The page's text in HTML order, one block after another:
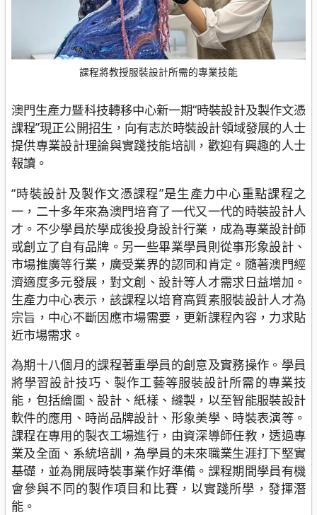
課程將教授服裝設計所需的專業技能
澳門生產力暨科技轉移中心新一期“時裝設計及製作文憑
課程”現正公開招生，向有志於時裝設計領域發展的人士
提供專業設計理論與實踐技能培訓，歡迎有興趣的人士
報讀。
“時裝設計及製作文憑課程”是生產力中心重點課程之
一，二十多年來為澳門培育了一代又一代的時裝設計人
才。不少學員於學成後投身設計行業，成為專業設計師
或創立了自有品牌。另一些畢業學員則從事形象設計、
市場推廣等行業，廣受業界的認同和肯定。隨著澳門經
濟適度多元發展，對文創、設計等人才需求日益增加。
生產力中心表示，該課程以培育高質素服裝設計人才為
宗旨，中心不斷因應市場需要，更新課程內容，力求貼
近市場需求。
為期十八個月的課程著重學員的創意及實務操作。學員
將學習設計技巧、製作工藝等服裝設計所需的專業技
能，包括繪圖、設計、紙樣、縫製，以至智能服裝設計
軟件的應用、時尚品牌設計、形象美學、時裝表演等。
課程在專用的製衣工場進行，由資深導師任教，透過專
業及全面、系統培訓，為學員的未來職業生涯打下堅實
基礎，並為開展時裝事業作好準備。課程期間學員有機
會參與不同的製作項目和比賽，以實踐所學，發揮潛
能。